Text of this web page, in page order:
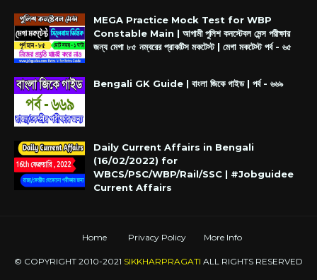
MEGA Practice Mock Test for WBP
Constable Main | আগামী পুলিশ কনস্টেবল মেন্স পরীক্ষার
জন্য মেগা ৮৫ নম্বরের প্রাকটিস মকটেস্ট | মেগা মকটেস্ট পর্ব - ৬৫
Bengali GK Guide | বাংলা জিকে গাইড | পর্ব - ৬৬৯
Daily Current Affairs in Bengali
(16/02/2022) for
WBCS/PSC/WBP/Rail/SSC | #Jobguidee
Current Affairs
Home Privacy Policy More Info
© COPYRIGHT 2010-2021 SIKKHARPRAGATI ALL RIGHTS RESERVED